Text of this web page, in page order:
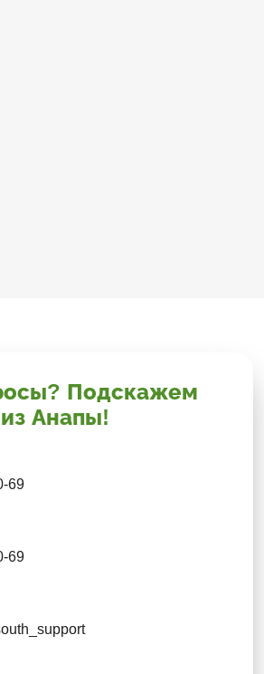
Подскажем
Анапы!
69
69